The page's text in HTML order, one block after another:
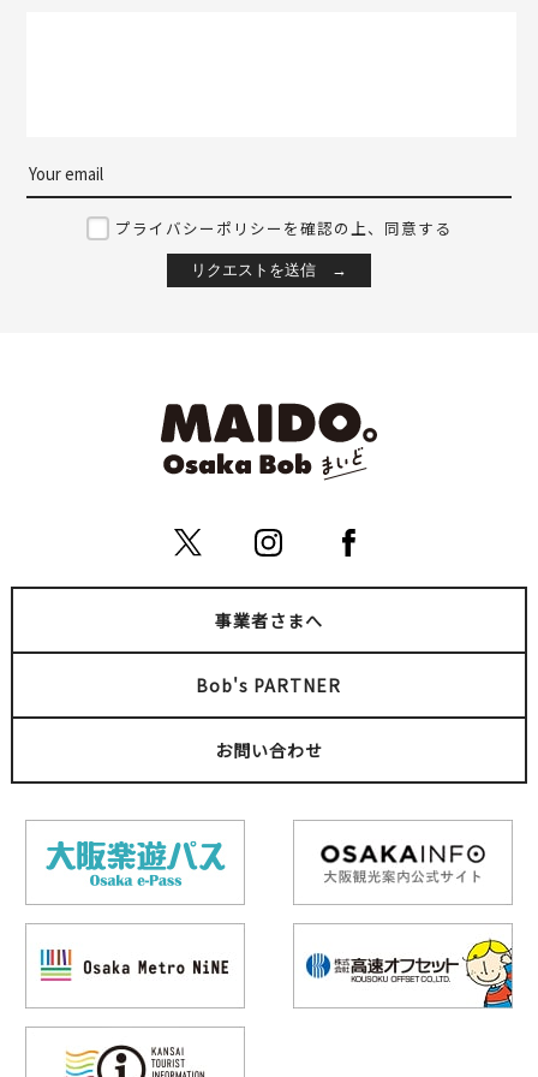
プライバシーポリシーを確認の上、同意する
事業者さまへ
Bob's PARTNER
お問い合わせ